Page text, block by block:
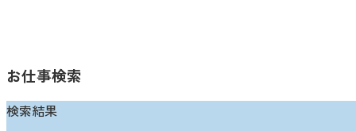
お仕事検索
検索結果